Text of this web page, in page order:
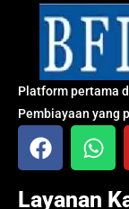
Platform pertama
Pembiayaan yang
Layanan